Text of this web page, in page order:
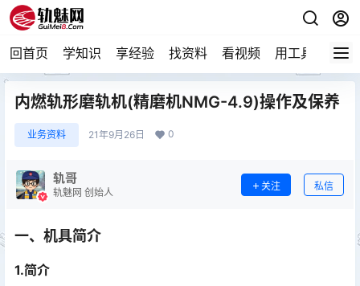
回首页 学知识 享经验 找资料 看视频 用工具 论技
内燃轨形磨轨机(精磨机NMG-4.9)操作及保养
业务资料 21年9月26日 0
轨哥
轨魅网 创始人
关注 私信
一、机具简介
1.简介